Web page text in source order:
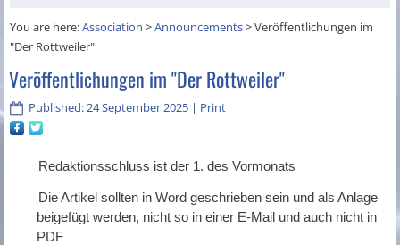
You are here:Association >Announcements>Veröffentlichungen im
"Der Rottweiler"
Veröffentlichungen im "Der Rottweiler"
Published: 24 September 2025 | Print
Redaktionsschluss ist der 1. des Vormonats
Die Artikel sollten in Word geschrieben sein und als Anlage
beigefügt werden, nicht so in einer E-Mail und auch nicht in
PDF